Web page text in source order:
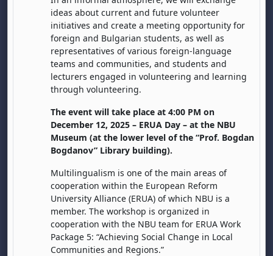
ideas about current and future volunteer
initiatives and create a meeting opportunity for
foreign and Bulgarian students, as well as
representatives of various foreign-language
teams and communities, and students and
lecturers engaged in volunteering and learning
through volunteering.
The event will take place at 4:00 PM on
December 12, 2025 – ERUA Day – at the NBU
Museum (at the lower level of the “Prof. Bogdan
Bogdanov” Library building).
Multilingualism is one of the main areas of
cooperation within the European Reform
University Alliance (ERUA) of which NBU is a
member. The workshop is organized in
cooperation with the NBU team for ERUA Work
Package 5: “Achieving Social Change in Local
Communities and Regions.”